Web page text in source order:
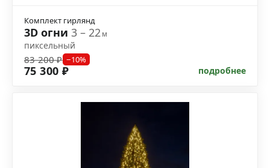
Комплект гирлянд
3D огни 3 – 22м
пиксельный
83 200 ₽ −10%
75 300 ₽ подробнее